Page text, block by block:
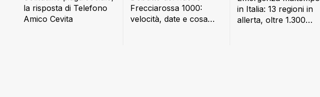
la risposta di Telefono
Amico Cevita
Frecciarossa 1000:
velocità, date e cosa
in Italia: 13 regioni in
allerta, oltre 1.300